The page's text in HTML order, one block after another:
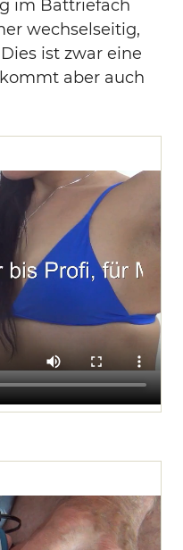
im Battriefach
wechselseitig,
ist zwar eine
aber auch